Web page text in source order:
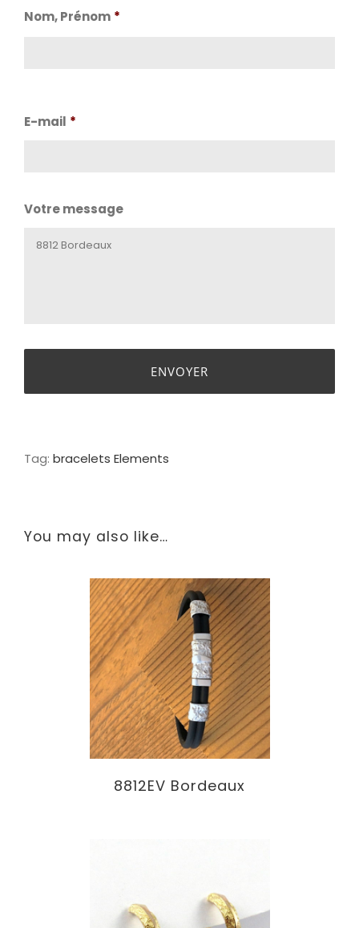
Nom, Prénom *
E-mail *
Votre message
Tag: bracelets Elements
You may also like…
8812EV Bordeaux